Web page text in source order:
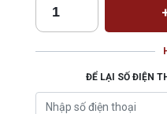
ĐỂ LẠI SỐ ĐIỆN